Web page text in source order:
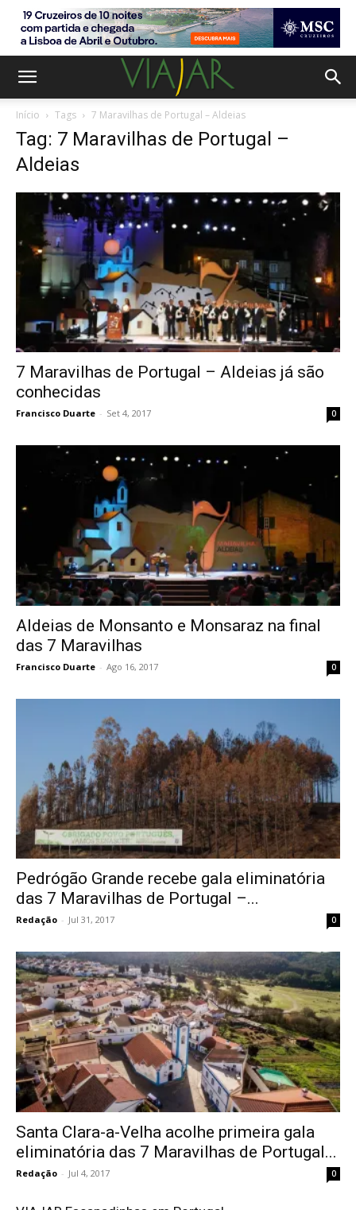
Início Tags 7 Maravilhas de Portugal – Aldeias
Tag: 7 Maravilhas de Portugal –
Aldeias
7 Maravilhas de Portugal – Aldeias já são
conhecidas
Francisco Duarte - Set 4, 2017 0
Aldeias de Monsanto e Monsaraz na final
das 7 Maravilhas
Francisco Duarte - Ago 16, 2017 0
Pedrógão Grande recebe gala eliminatória
das 7 Maravilhas de Portugal –...
Redação - Jul 31, 2017 0
Santa Clara-a-Velha acolhe primeira gala
eliminatória das 7 Maravilhas de Portugal...
Redação - Jul 4, 2017 0